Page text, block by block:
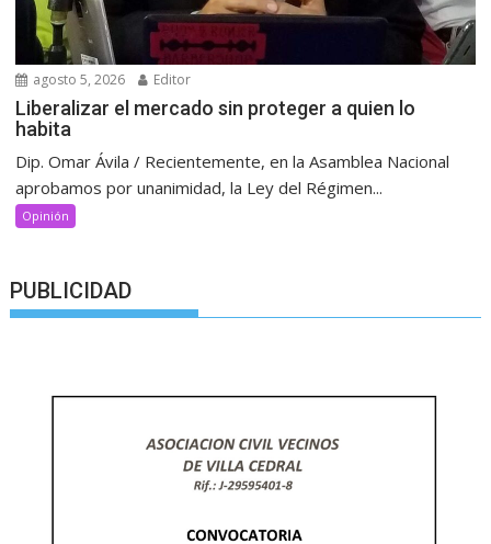
agosto 5, 2026 Editor
Liberalizar el mercado sin proteger a quien lo
habita
Dip. Omar Ávila / Recientemente, en la Asamblea Nacional
aprobamos por unanimidad, la Ley del Régimen...
Opinión
PUBLICIDAD